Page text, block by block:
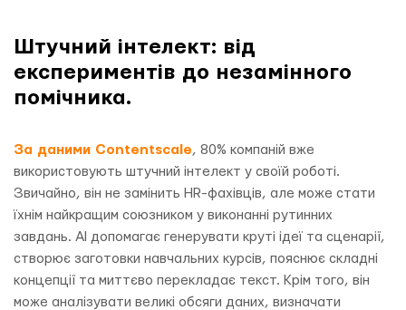
Штучний інтелект: від
експериментів до незамінного
помічника.
За даними Contentscale, 80% компаній вже
використовують штучний інтелект у своїй роботі.
Звичайно, він не замінить HR-фахівців, але може стати
їхнім найкращим союзником у виконанні рутинних
завдань. AI допомагає генерувати круті ідеї та сценарії,
створює заготовки навчальних курсів, пояснює складні
концепції та миттєво перекладає текст. Крім того, він
може аналізувати великі обсяги даних, визначати